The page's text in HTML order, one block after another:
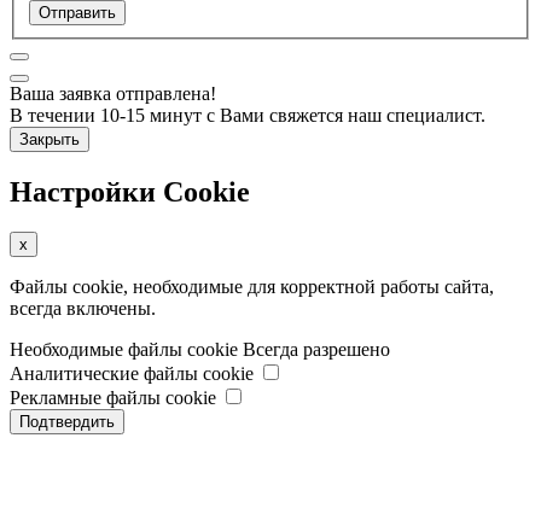
Отправить
Ваша заявка отправлена!
В течении 10-15 минут с Вами свяжется наш специалист.
Закрыть
Настройки Cookie
x
Файлы cookie, необходимые для корректной работы сайта,
всегда включены.
Необходимые файлы cookie Всегда разрешено
Аналитические файлы cookie
Рекламные файлы cookie
Подтвердить